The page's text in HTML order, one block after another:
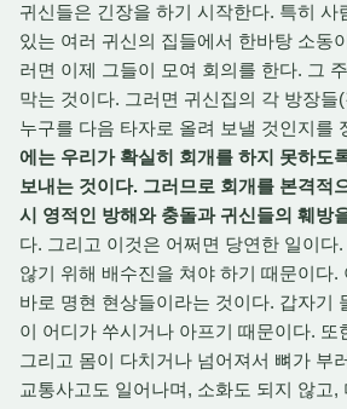
귀신들은 긴장을 하기 시작한다. 특히 사
있는 여러 귀신의 집들에서 한바탕 소동
러면 이제 그들이 모여 회의를 한다. 그
막는 것이다. 그러면 귀신집의 각 방장들
누구를 다음 타자로 올려 보낼 것인지를
에는 우리가 확실히 회개를 하지 못하도
보내는 것이다. 그러므로 회개를 본격적
시 영적인 방해와 충돌과 귀신들의 훼방
다. 그리고 이것은 어쩌면 당연한 일이다
않기 위해 배수진을 쳐야 하기 때문이다.
바로 명현 현상들이라는 것이다. 갑자기
이 어디가 쑤시거나 아프기 때문이다. 또
그리고 몸이 다치거나 넘어져서 뼈가 부
교통사고도 일어나며, 소화도 되지 않고,